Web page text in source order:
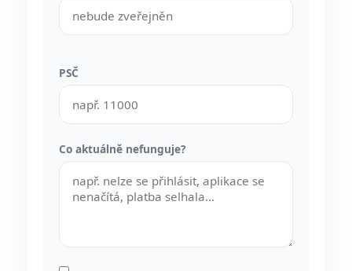
PSČ
Co aktuálně nefunguje?